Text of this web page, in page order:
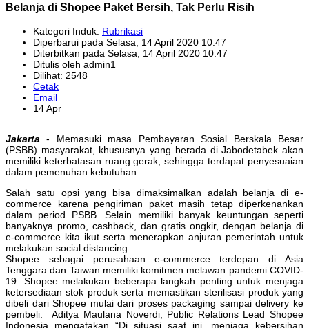
Belanja di Shopee Paket Bersih, Tak Perlu Risih
Kategori Induk: Rubrikasi
Diperbarui pada Selasa, 14 April 2020 10:47
Diterbitkan pada Selasa, 14 April 2020 10:47
Ditulis oleh admin1
Dilihat: 2548
Cetak
Email
14 Apr
Jakarta - Memasuki masa Pembayaran Sosial Berskala Besar
(PSBB) masyarakat, khususnya yang berada di Jabodetabek akan
memiliki keterbatasan ruang gerak, sehingga terdapat penyesuaian
dalam pemenuhan kebutuhan.
Salah satu opsi yang bisa dimaksimalkan adalah belanja di e-
commerce karena pengiriman paket masih tetap diperkenankan
dalam period PSBB. Selain memiliki banyak keuntungan seperti
banyaknya promo, cashback, dan gratis ongkir, dengan belanja di
e-commerce kita ikut serta menerapkan anjuran pemerintah untuk
melakukan social distancing.
Shopee sebagai perusahaan e-commerce terdepan di Asia
Tenggara dan Taiwan memiliki komitmen melawan pandemi COVID-
19. Shopee melakukan beberapa langkah penting untuk menjaga
ketersediaan stok produk serta memastikan sterilisasi produk yang
dibeli dari Shopee mulai dari proses packaging sampai delivery ke
pembeli. Aditya Maulana Noverdi, Public Relations Lead Shopee
Indonesia mengatakan “Di situasi saat ini, menjaga kebersihan